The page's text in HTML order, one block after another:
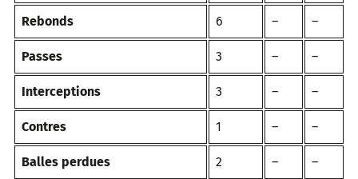
Rebonds 6 – –
Passes 3 – –
Interceptions 3 – –
Contres 1 – –
Balles perdues 2 – –